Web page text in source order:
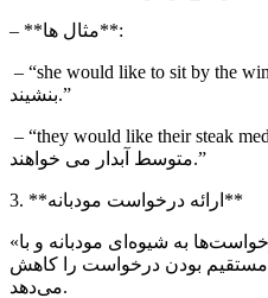
– **مثال ها**:
– “she would like to sit by the
بنشیند.”
– “they would like their steak
متوسطآبدار می خواهند.”
3. **ارائه درخواست مودبانه**
«دوست دارم» اغلب برای ارائه درخواست‌ها به شیوه‌ای مودبانه و با
بودن درخواست را کاهش
می‌دهد.